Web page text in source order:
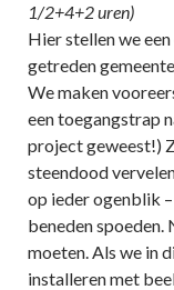
1/2+4+2 uren)
Hier stellen we
getreden
We maken
een toegangstrap
project geweest!)
steendood
op ieder ogenblik
beneden spoeden.
moeten. Als we in
installeren met